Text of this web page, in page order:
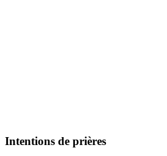
Intentions de prières